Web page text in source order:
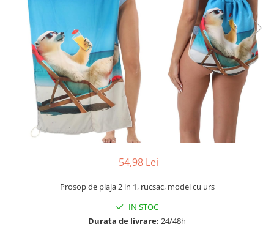
54,98 Lei
Prosop de plaja 2 in 1, rucsac, model cu urs
IN STOC
Durata de livrare: 24/48h